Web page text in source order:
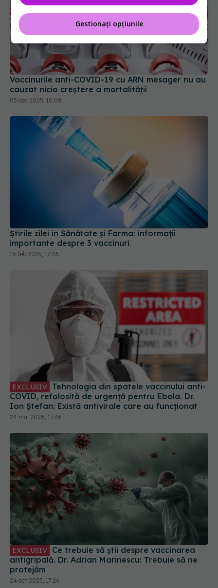
Vaccinurile anti-COVID-19 cu ARN mesager nu au
cauzat nicio creştere a mortalităţii
05 dec 2025, 10:08
Știrile zilei în Sănătate și Farma: informații
importante despre 3 vaccinuri
Tehnologia din spatele vaccinului anti-
COVID, refolosită de urgență pentru Ebola. Dr.
Ion Ștefan: Există antivirale care au funcționat
24 mai 2026, 17:36
EXCLUSIV Ce trebuie să știi despre vaccinarea
antigripală. Dr. Adrian Marinescu: Trebuie să ne
protejăm
24 oct 2025, 17:26
Gestionați opțiunile